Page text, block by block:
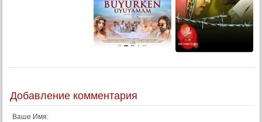
Добавление комментария
Ваше Имя: